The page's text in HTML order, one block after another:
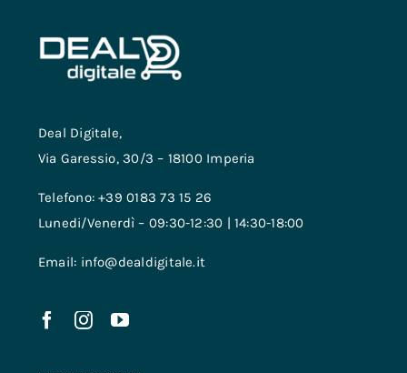
Deal Digitale,
Via Garessio, 30/3 – 18100 Imperia
Telefono: +39 0183 73 15 26
Lunedi/Venerdì – 09:30-12:30 | 14:30-18:00
Email: info@dealdigitale.it